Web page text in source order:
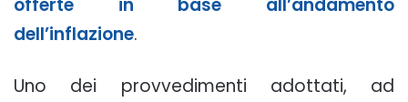
offerte in base all’andamento
dell’inflazione.
Uno dei provvedimenti adottati, ad